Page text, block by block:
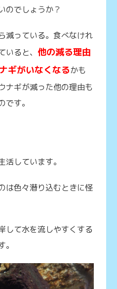
のでしょうか？
減っている。食べなけれ
いると、他の減る理由
ギがいなくなるかも
ナギが減った他の理由も
です。
活しています。
は色々潜り込むときに怪
して水を流しやすくする